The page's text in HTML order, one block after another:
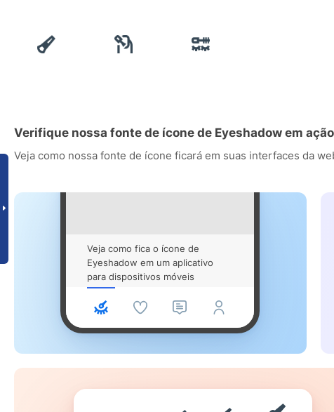
Verifique nossa fonte de ícone de Eyeshadow em ação
Veja como nossa fonte de ícone ficará em suas interfaces da
Veja como fica o ícone de
Eyeshadow em um aplicativo
para dispositivos móveis